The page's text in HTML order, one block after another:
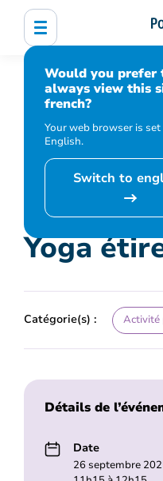
Would you prefer
always view this
french?
Your web browser is
English.
Switch to
Accueil
Bibliothèque,
Programmation et inscription
et activités
Yoga
Cet
Yoga
Catégorie(s) : Activité
Détails de
Date
26 septembre